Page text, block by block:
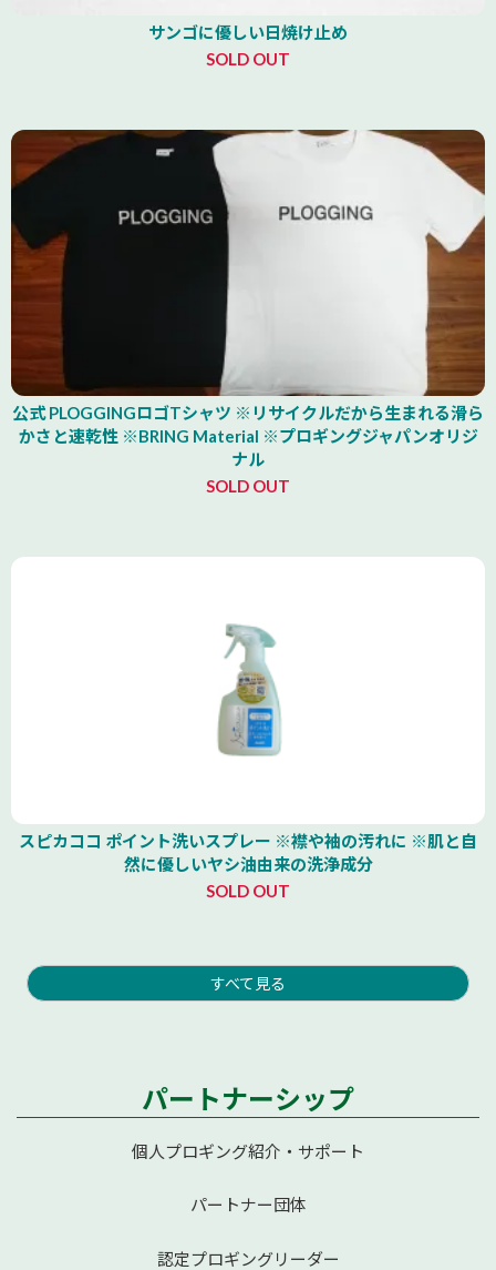
サンゴに優しい日焼け止め
SOLD OUT
公式 PLOGGINGロゴTシャツ ※リサイクルだから生まれる滑ら
かさと速乾性 ※BRING Material ※プロギングジャパンオリジ
ナル
SOLD OUT
スピカココ ポイント洗いスプレー ※襟や袖の汚れに ※肌と自
然に優しいヤシ油由来の洗浄成分
SOLD OUT
すべて見る
パートナーシップ
個人プロギング紹介・サポート
パートナー団体
認定プロギングリーダー